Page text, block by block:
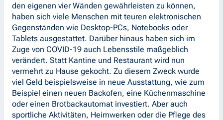
den eigenen vier Wänden gewährleisten zu können,
haben sich viele Menschen mit teuren elektronischen
Gegenständen wie Desktop-PCs, Notebooks oder
Tablets ausgestattet. Darüber hinaus haben sich im
Zuge von COVID-19 auch Lebensstile maßgeblich
verändert. Statt Kantine und Restaurant wird nun
vermehrt zu Hause gekocht. Zu diesem Zweck wurde
viel Geld beispielsweise in neue Ausstattung, wie zum
Beispiel einen neuen Backofen, eine Küchenmaschine
oder einen Brotbackautomat investiert. Aber auch
sportliche Aktivitäten, Heimwerken oder die Pflege des